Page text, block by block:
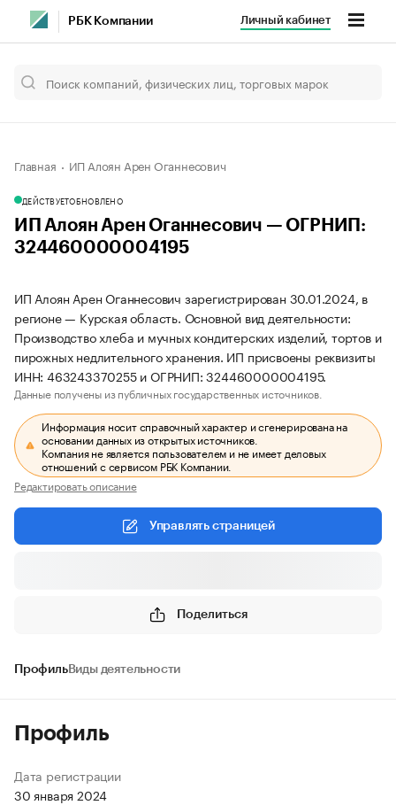
РБК Компании Личный кабинет
Главная ИП Алоян Арен Оганнесович
ДЕЙСТВУЕТОБНОВЛЕНО
ИП Алоян Арен Оганнесович — ОГРНИП:
324460000004195
ИП Алоян Арен Оганнесович зарегистрирован 30.01.2024, в
регионе — Курская область. Основной вид деятельности:
Производство хлеба и мучных кондитерских изделий, тортов и
пирожных недлительного хранения. ИП присвоены реквизиты
ИНН: 463243370255 и ОГРНИП: 324460000004195.
Данные получены из публичных государственных источников.
Информация носит справочный характер и сгенерирована на
основании данных из открытых источников.
Компания не является пользователем и не имеет деловых
отношений с сервисом РБК Компании.
Редактировать описание
Управлять страницей
Поделиться
ПрофильВиды деятельности
Профиль
Дата регистрации
30 января 2024